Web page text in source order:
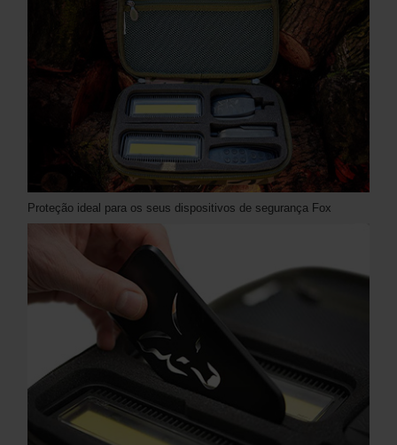
Proteção ideal para os seus dispositivos de segurança Fox